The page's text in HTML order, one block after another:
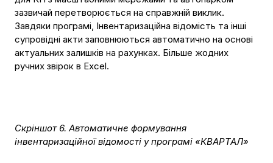
зазвичай перетворюється на справжній виклик.
Завдяки програмі, Інвентаризаційна відомість та інші
супровідні акти заповнюються автоматично на основі
актуальних залишків на рахунках. Більше жодних
ручних звірок в Excel.
Скріншот 6. Автоматичне формування
інвентаризаційної відомості у програмі «КВАРТАЛ»